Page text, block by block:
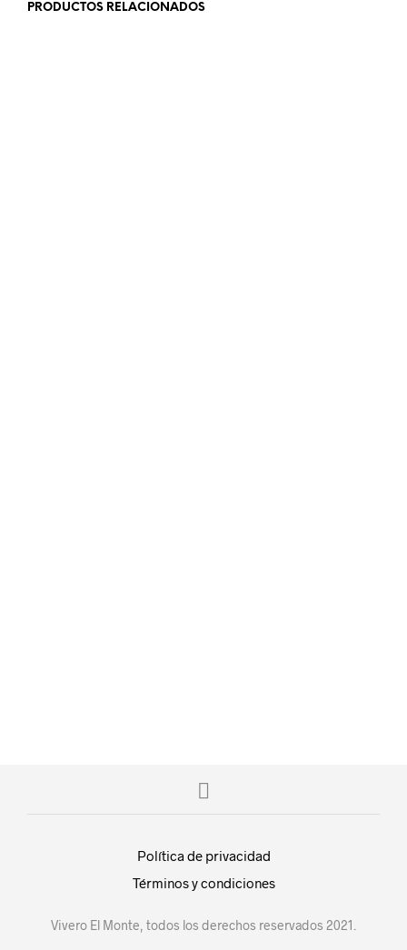
PRODUCTOS RELACIONADOS
Política de privacidad
Términos y condiciones
Vivero El Monte, todos los derechos reservados 2021.